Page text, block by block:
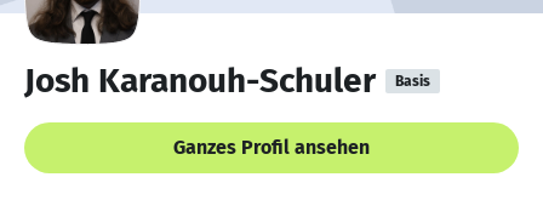
Josh Karanouh-Schuler Basis
Ganzes Profil ansehen